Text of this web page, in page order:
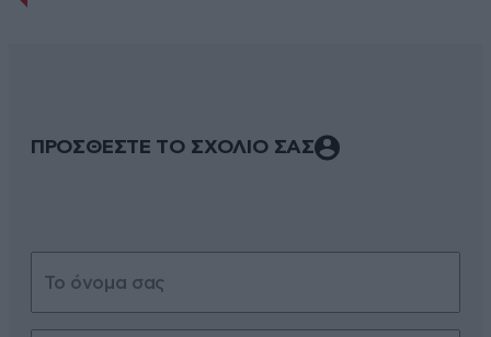
ΠΡΟΣΘΕΣΤΕ ΤΟ ΣΧΟΛΙΟ ΣΑΣ